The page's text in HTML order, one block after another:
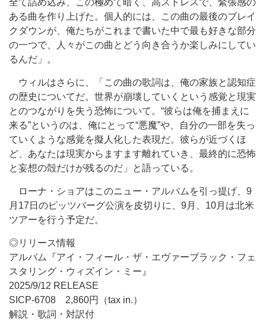
全て詰め込み、この極めて暗く、高ストレスで、緊張感の
ある曲を作り上げた。個人的には、この曲の最後のブレイ
クダウンが、俺たちがこれまで書いた中で最も好きな部分
の一つで、人々がこの曲とどう向き合うか楽しみにしてい
るんだ」。
ウィルはさらに、「この曲の歌詞は、俺の家族と認知症
の歴史についてだ。世界が崩壊していくという感覚と現実
とのつながりを失う恐怖について。“彼らは俺を捕まえに
来る”というのは、俺にとって“悪魔”や、自分の一部を失っ
ていくような感覚を擬人化した表現だ。彼らが近づくほ
ど、あなたは現実からますます離れていき、最終的に恐怖
と妄想の殻だけが残るのだ」と語っている。
ローナ・ショアはこのニュー・アルバムを引っ提げ、9
月17日のピッツバーグ公演を皮切りに、9月、10月は北米
ツアーを行う予定だ。
◎リリース情報
アルバム『アイ・フィール・ザ・エヴァーブラック・フェ
スタリング・ウィズイン・ミー』
2025/9/12 RELEASE
SICP-6708 2,860円（tax in.）
解説・歌詞・対訳付